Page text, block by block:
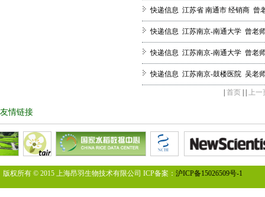
快递信息 江苏省 南通市 经销商 曾
快递信息 江苏南京-南通大学 曾老
快递信息 江苏南京-南通大学 曾老
快递信息 江苏南京-鼓楼医院 吴老
首页| | 上一
友情链接
版权所有 © 2015 上海昂羽生物技术有限公司 ICP备案： 沪ICP备15026509号-1